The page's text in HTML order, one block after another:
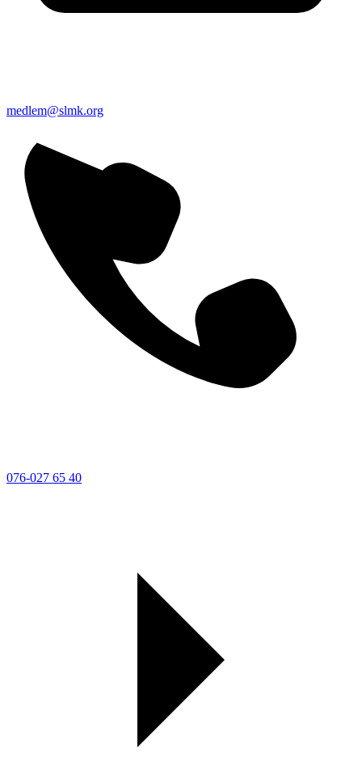
medlem@slmk.org
076-027 65 40